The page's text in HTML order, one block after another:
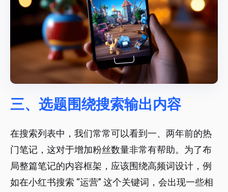
三、选题围绕搜索输出内容
在搜索列表中，我们常常可以看到一、两年前的热
门笔记，这对于增加粉丝数量非常有帮助。为了布
局整篇笔记的内容框架，应该围绕高频词设计，例
如在小红书搜索 “运营” 这个关键词，会出现一些相